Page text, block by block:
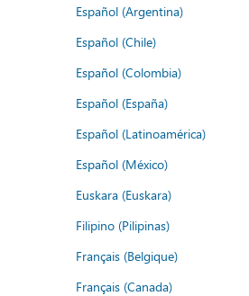
Español (Argentina)
Español (Chile)
Español (Colombia)
Español (España)
Español (Latinoamérica)
Español (México)
Euskara (Euskara)
Filipino (Pilipinas)
Français (Belgique)
Français (Canada)